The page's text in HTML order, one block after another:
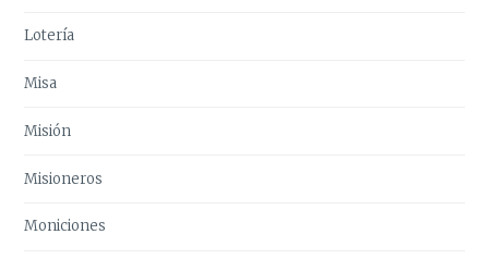
Lotería
Misa
Misión
Misioneros
Moniciones